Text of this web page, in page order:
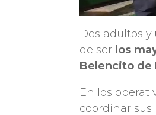
Dos adultos y
de ser los
Belencito de
En los
coordinar sus